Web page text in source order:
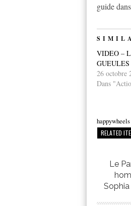
guide
VIDEO –
26 octobre
Dans
happywheels
RELATED
Le